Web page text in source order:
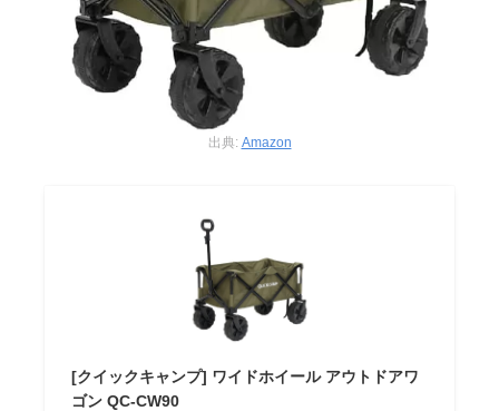
出典: Amazon
[クイックキャンプ] ワイドホイール アウトドアワ
ゴン QC-CW90